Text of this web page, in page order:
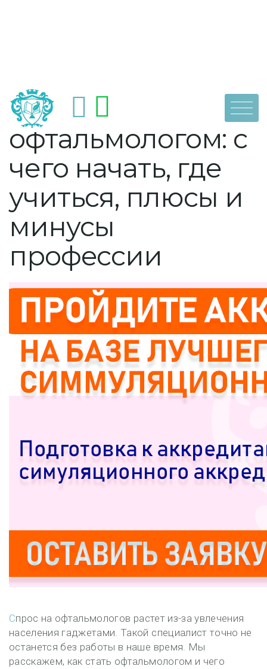
Skip
content
dpoaps
Как стать
офтальмологом: с
чего начать, где
учиться, плюсы и
минусы
профессии
Спрос на офтальмологов растет из-за увлечения
населения гаджетами. Такой специалист точно не
останется без работы в наше время. Мы
расскажем, как стать офтальмологом и чего